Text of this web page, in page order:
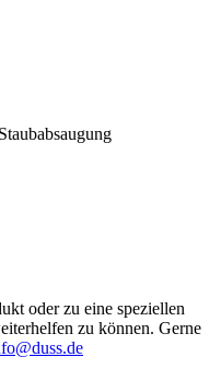
oder zu eine speziellen
zu können. Gerne